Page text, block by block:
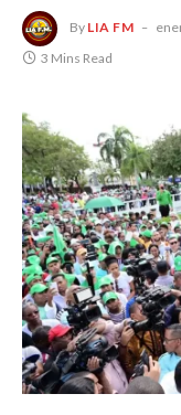
By LIA FM
3 Mins Read